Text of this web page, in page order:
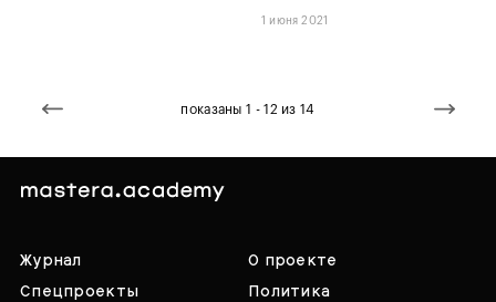
1 июня 2021
показаны 1 - 12 из 14
Журнал
Спецпроекты
О проекте
Политика